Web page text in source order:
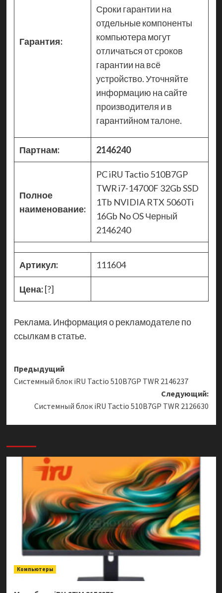
Гарантия:
Сроки гарантии на
отдельные компоненты
компьютера могут
отличаться от сроков
гарантии на всё
устройство. Уточняйте
информацию на сайте
производителя и в
гарантийном талоне.
Партнам: 2146240
Полное
наименование:
PC iRU Tactio 510B7GP
TWR i7-14700F 32Gb SSD
1Tb NVIDIA RTX 5060Ti
16Gb No OS Черный
2146240
Артикул: 111604
Цена:[?]
Реклама. Информация о рекламодателе по
ссылкам в статье.
Навигация
записи
Предыдущий
Системный блок iRU Tactio 510B7GP TWR 2146237
Следующий:
Системный блок iRU Tactio 510B7GP TWR 2126630
Компьютеры